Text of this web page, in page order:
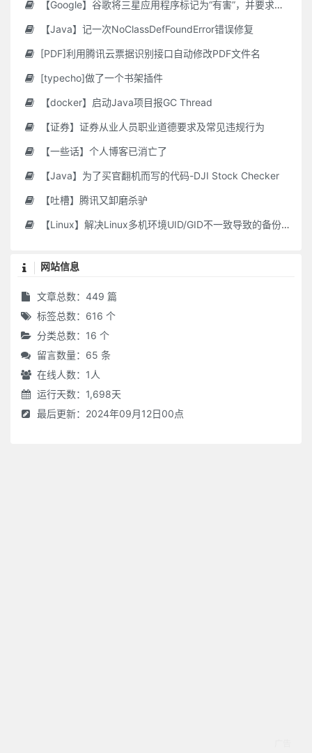
【Google】谷歌将三星应用程序标记为“有害”，并要求用户删除它们
【Java】记一次NoClassDefFoundError错误修复
[PDF]利用腾讯云票据识别接口自动修改PDF文件名
[typecho]做了一个书架插件
【docker】启动Java项目报GC Thread
【证券】证券从业人员职业道德要求及常见违规行为
【一些话】个人博客已消亡了
【Java】为了买官翻机而写的代码-DJI Stock Checker
【吐槽】腾讯又卸磨杀驴
【Linux】解决Linux多机环境UID/GID不一致导致的备份权限问题
网站信息
文章总数：449 篇
标签总数：616 个
分类总数：16 个
留言数量：65 条
在线人数： 1 人
运行天数：1,698天
最后更新：2024年09月12日00点